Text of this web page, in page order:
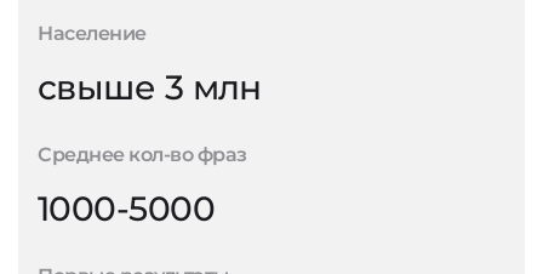
Население
свыше 3 млн
Среднее кол-во фраз
1000-5000